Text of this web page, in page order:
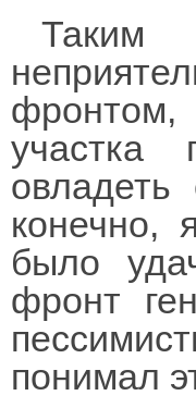
Таким
фронтом,
участка
конечно,
было
фронт
понимал